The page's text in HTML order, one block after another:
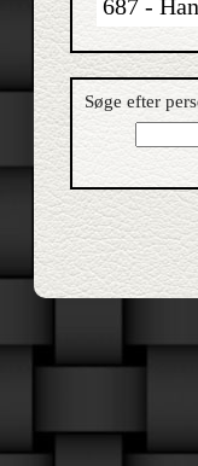
687 -
Søge efter